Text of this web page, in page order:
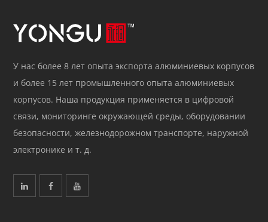
У нас более 8 лет опыта экспорта алюминиевых корпусов
и более 15 лет промышленного опыта алюминиевых
корпусов. Наша продукция применяется в цифровой
связи, мониторинге окружающей среды, оборудовании
безопасности, железнодорожном транспорте, наружной
электронике и т. д.